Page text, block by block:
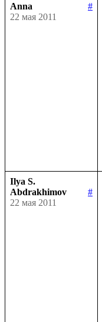
Anna
#
22 мая 2011
Ilya S.
Abdrakhimov
#
22 мая 2011